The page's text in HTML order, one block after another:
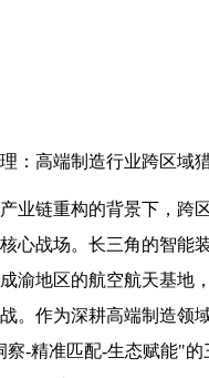
：高端制造行业跨区域
业链重构的背景下，跨
心战场。长三角的智能
渝地区的航空航天基地
。作为深耕高端制造领
察-精准匹配-生态赋能"的